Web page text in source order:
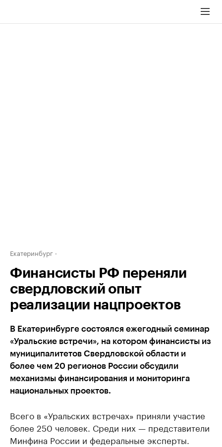
Екатеринбург
Финансисты РФ переняли
свердловский опыт
реализации нацпроектов
В Екатеринбурге состоялся ежегодный семинар
«Уральские встречи», на котором финансисты из
муниципалитетов Свердловской области и
более чем 20 регионов России обсудили
механизмы финансирования и мониторинга
национальных проектов.
Всего в «Уральских встречах» приняли участие
более 250 человек. Среди них — представители
Минфина России и федеральные эксперты.